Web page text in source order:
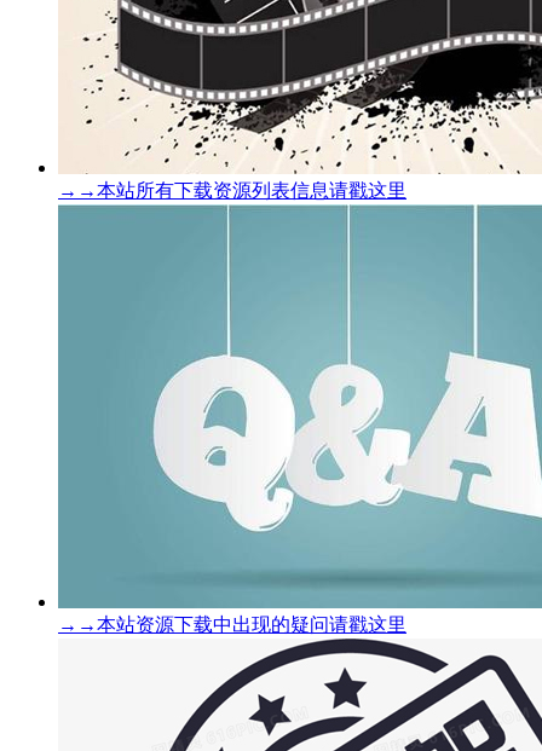
→→本站所有下载资源列表信息请戳这里
→→本站资源下载中出现的疑问请戳这里